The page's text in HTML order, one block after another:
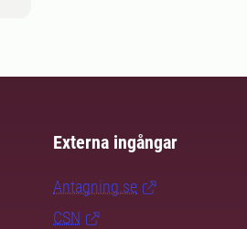
Externa ingångar
Antagning.se
CSN